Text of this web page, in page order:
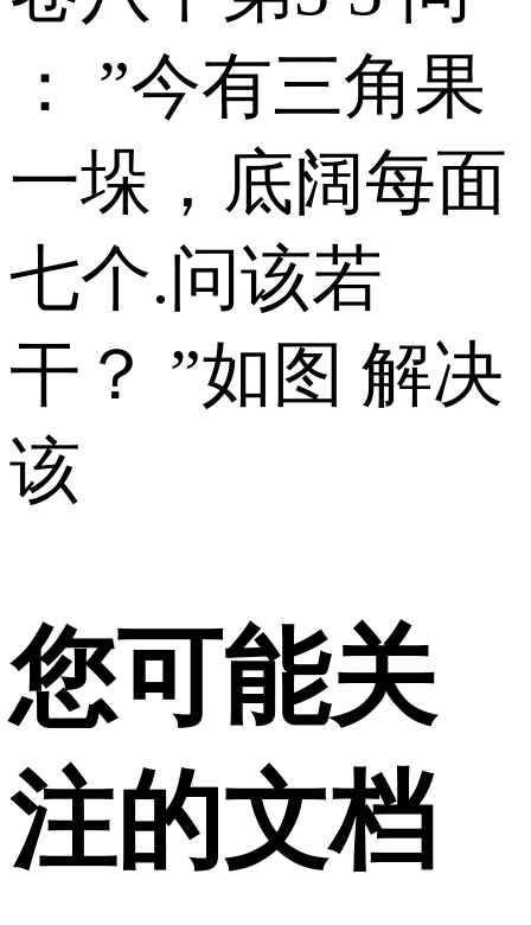
： ”今有三角果
一垛，底阔每面
七个.问该若
干？ ”如图 解决
该
您可能关
注的文档